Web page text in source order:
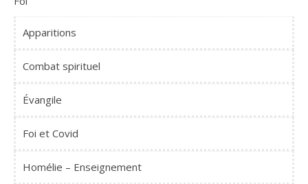
Apparitions
Combat spirituel
Évangile
Foi et Covid
Homélie – Enseignement